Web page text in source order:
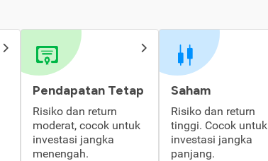
Pendapatan Tetap
Risiko dan return
moderat, cocok untuk
investasi jangka
menengah.
Saham
Risiko dan return
tinggi. Cocok untuk
investasi jangka
panjang.